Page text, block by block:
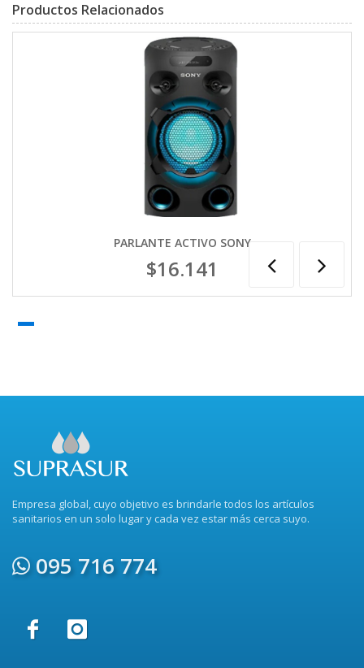
Productos Relacionados
PARLANTE ACTIVO SONY
$16.141
Empresa global, cuyo objetivo es brindarle todos los artículos
sanitarios en un solo lugar y cada vez estar más cerca suyo.
095 716 774